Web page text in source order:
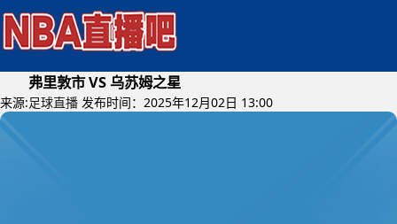
弗里敦市 VS 乌苏姆之星
来源:足球直播 发布时间：2025年12月02日 13:00